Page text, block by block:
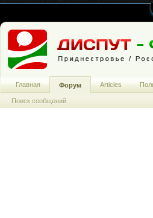
Главная Форум
Поиск сообщений
Articles